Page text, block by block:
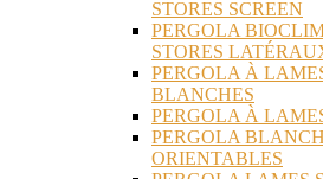
STORES SCREEN
PERGOLA
STORES
PERGOLA À
BLANCHES
PERGOLA À
PERGOLA
ORIENTABLES